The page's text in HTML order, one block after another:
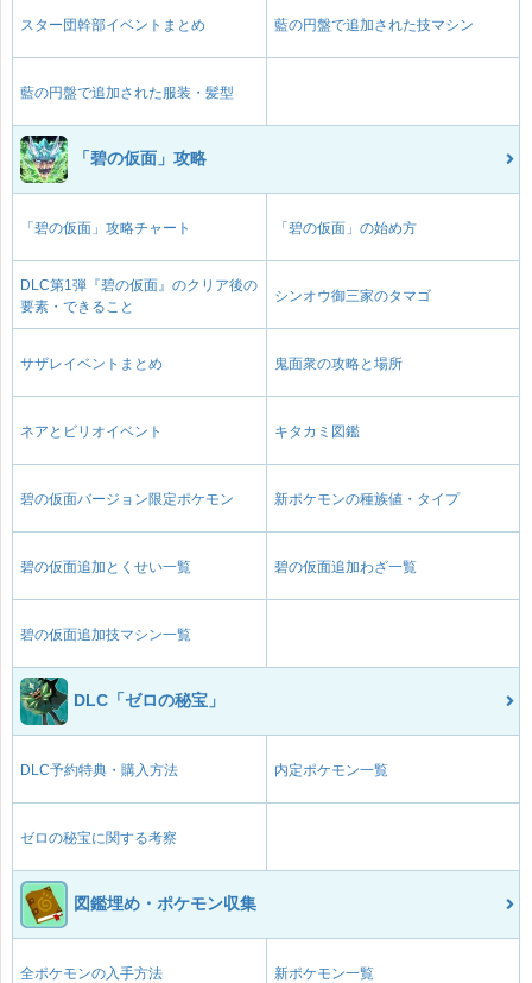
スター団幹部イベントまとめ 藍の円盤で追加された技マシン
藍の円盤で追加された服装・髪型
「碧の仮面」攻略
「碧の仮面」攻略チャート 「碧の仮面」の始め方
DLC第1弾『碧の仮面』のクリア後の
要素・できること
シンオウ御三家のタマゴ
サザレイベントまとめ 鬼面衆の攻略と場所
ネアとビリオイベント キタカミ図鑑
碧の仮面バージョン限定ポケモン 新ポケモンの種族値・タイプ
碧の仮面追加とくせい一覧 碧の仮面追加わざ一覧
碧の仮面追加技マシン一覧
DLC「ゼロの秘宝」
DLC予約特典・購入方法 内定ポケモン一覧
ゼロの秘宝に関する考察
図鑑埋め・ポケモン収集
全ポケモンの入手方法 新ポケモン一覧